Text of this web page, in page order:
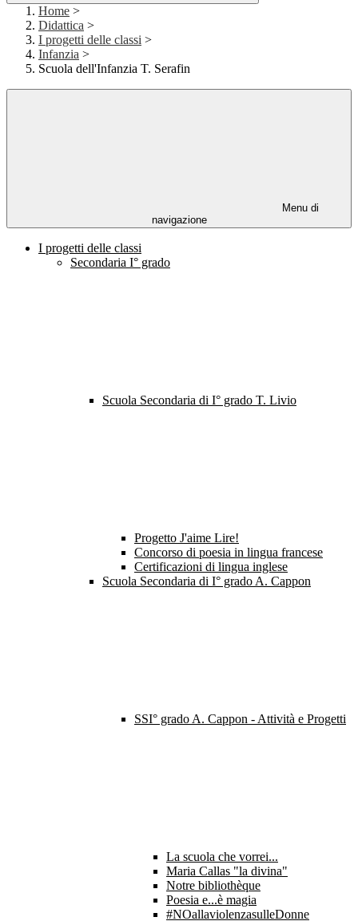
Home >
Didattica >
I progetti delle classi >
Infanzia >
Scuola dell'Infanzia T. Serafin
Menu di
navigazione
I progetti delle classi
Secondaria I° grado
Scuola Secondaria di I° grado T. Livio
Progetto J'aime Lire!
Concorso di poesia in lingua francese
Certificazioni di lingua inglese
Scuola Secondaria di I° grado A. Cappon
SSI° grado A. Cappon - Attività e Progetti
La scuola che vorrei...
Maria Callas "la divina"
Notre bibliothèque
Poesia e...è magia
#NOallaviolenzasulleDonne